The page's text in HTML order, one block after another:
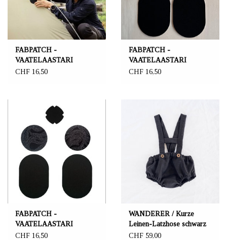
FABPATCH -
VAATELAASTARI
FabPatch 5er Set "Polku"
CHF 16,50
FABPATCH -
VAATELAASTARI
FabPatch 5er Set "Laku"
CHF 16,50
FABPATCH -
VAATELAASTARI
FabPatch 5er Set "Pinta"
CHF 16,50
WANDERER / Kurze
Leinen-Latzhose schwarz
für Baby
CHF 59,00